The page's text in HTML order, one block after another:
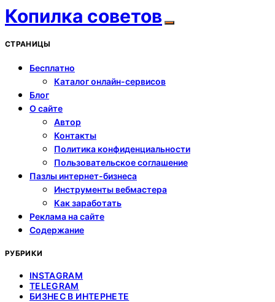
Копилка советов
СТРАНИЦЫ
Бесплатно
Каталог онлайн-сервисов
Блог
О сайте
Автор
Контакты
Политика конфиденциальности
Пользовательское соглашение
Пазлы интернет-бизнеса
Инструменты вебмастера
Как заработать
Реклама на сайте
Содержание
РУБРИКИ
INSTAGRAM
TELEGRAM
БИЗНЕС В ИНТЕРНЕТЕ